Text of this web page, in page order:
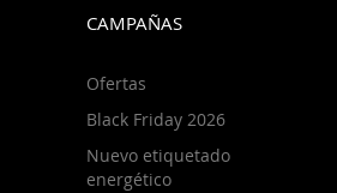
CAMPAÑAS
Ofertas
Black Friday 2026
Nuevo etiquetado
energético